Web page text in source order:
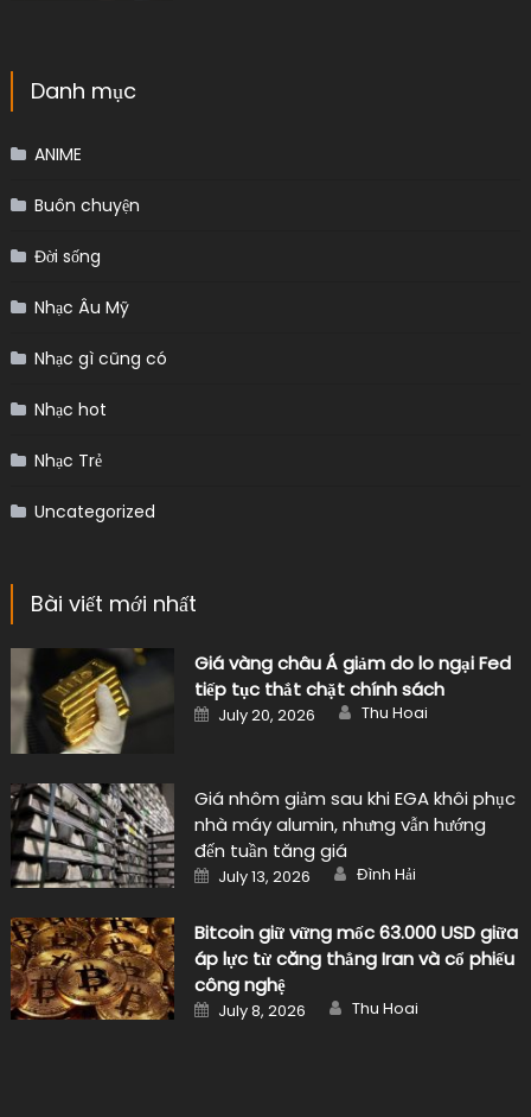
Danh mục
ANIME
Buôn chuyện
Đời sống
Nhạc Âu Mỹ
Nhạc gì cũng có
Nhạc hot
Nhạc Trẻ
Uncategorized
Bài viết mới nhất
Giá vàng châu Á giảm do lo ngại Fed
tiếp tục thắt chặt chính sách
Posted
on
July 20, 2026 Author
Thu Hoai
Giá nhôm giảm sau khi EGA khôi phục
nhà máy alumin, nhưng vẫn hướng
đến tuần tăng giá
Posted
on
July 13, 2026 Author
Đình Hải
Bitcoin giữ vững mốc 63.000 USD giữa
áp lực từ căng thẳng Iran và cổ phiếu
công nghệ
Posted
on
July 8, 2026 Author
Thu Hoai